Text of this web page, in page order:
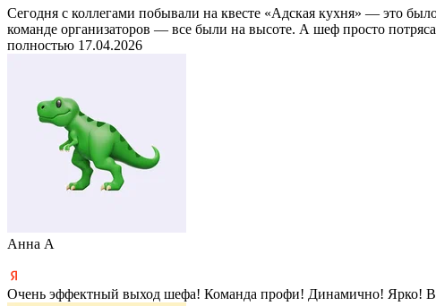
Сегодня с коллегами побывали на квесте «Адская кухня» — это
команде организаторов — все были на высоте. А шеф просто
полностью 17.04.2026
Анна А
Очень эффектный выход шефа! Команда профи! Динамично! Ярко!